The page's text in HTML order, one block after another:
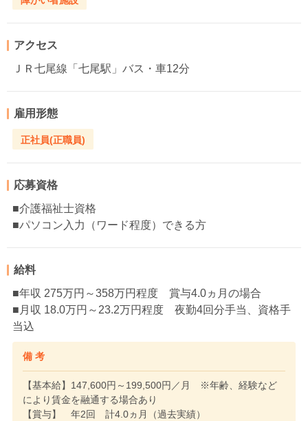
アクセス
ＪＲ七尾線「七尾駅」バス・車12分
雇用形態
正社員(正職員)
応募資格
■介護福祉士資格
■パソコン入力（ワード程度）できる方
給料
■年収 275万円～358万円程度 賞与4.0ヵ月の場合
■月収 18.0万円～23.2万円程度 夜勤4回分手当、資格手
当込
備 考
【基本給】147,600円～199,500円／月 ※年齢、経験など
により賃金を融通する場合あり
【賞与】 年2回 計4.0ヵ月（過去実績）